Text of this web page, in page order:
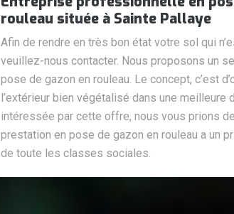
rouleau située à Sainte Pallaye
Afin de rendre en très bon état votre sol qui
veuillez-nous contacter. Nous proposons un
pose de gazon en rouleau. Le concept, c’est
l’extérieur bien végétalisé dans une meilleure
intéressée par cette offre, nous vous prions
prestation en pose de gazon en rouleau a un
de toute les classes sociales.